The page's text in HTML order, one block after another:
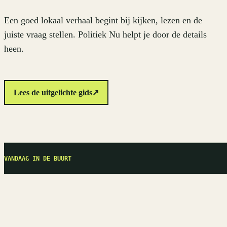
Een goed lokaal verhaal begint bij kijken, lezen en de
juiste vraag stellen. Politiek Nu helpt je door de details
heen.
Lees de uitgelichte gids↗
VANDAAG IN DE BUURT